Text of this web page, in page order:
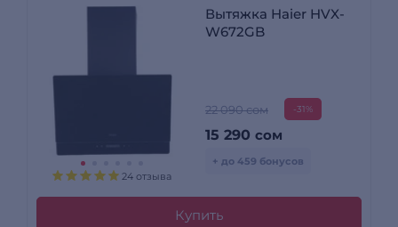
24 отзыва
Вытяжка Haier HVX-
W672GB
22 090 сом -31%
15 290 сом
+ до 459 бонусов
Купить